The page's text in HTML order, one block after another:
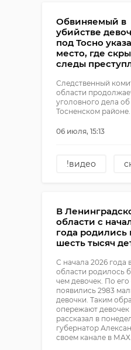
Обвиняемый в
убийстве
под Тосно
место, где
следы
Следственный
области
уголовного дела
Тосненском районе.
06 июля, 15:13
!видео
В
области с
года родились
шесть тысяч
С начала 2026 года
области родилось
чем девочек. По его
появились 2983
девочки. Таким
опережают девочек
рассказал в
губернатор
своем канале в МАХ.